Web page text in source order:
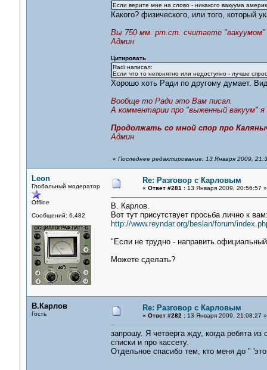
Если верите мне на слово - никакого вакуума
Какого? физического, или того, который
Вы 750 мм. рт.ст. считаете "вакуумом"
Админ
Цитировать
Radi написал:
Если что то непонятно или недоступно - лучше
Хорошо хоть Ради по другому думает.
Вообще то Ради это Вам писал.
А комментарии про "выженный вакуум"
Продолжать со мной спор про
Админ
« Последнее редактирование: 13 Января 2009,
Leon
Глобальный модератор
Offline
Сообщений: 6,482
Re: Разговор с Карловым
« Ответ #281 :13 Января 2009, 20:56:57 »
В. Карлов.
Вот тут присутствует просьба лично к
http://www.reyndar.org/beslan/forum/
"Если не трудно - направить
Можете сделать?
В.Карлов
Гость
Re: Разговор с Карловым
« Ответ #282 :13 Января 2009, 21:08:27 »
запрошу. Я четверга жду, когда ребята
списки и про кассету.
Отдельное спасибо тем, кто меня до "